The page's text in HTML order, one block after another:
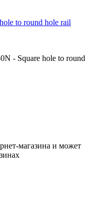
- Square hole to round
магазина и может